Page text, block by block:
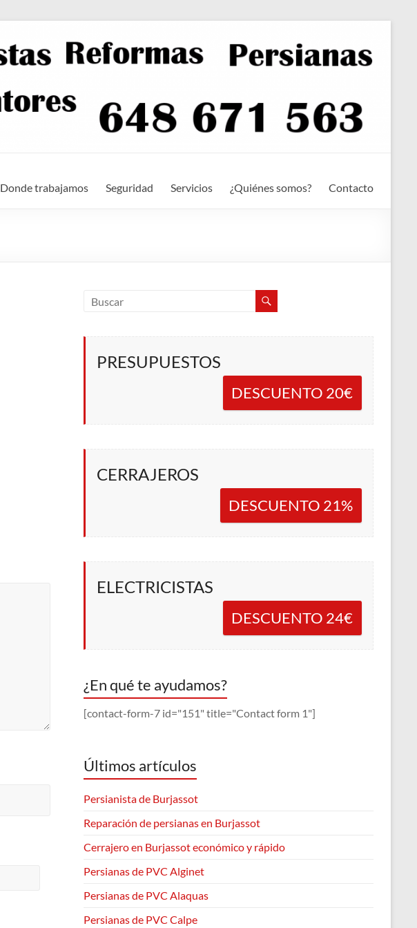
Donde trabajamos Seguridad Servicios ¿Quiénes somos? Contacto
PRESUPUESTOS
DESCUENTO 20€
CERRAJEROS
DESCUENTO 21%
ELECTRICISTAS
DESCUENTO 24€
¿En qué te ayudamos?
[contact-form-7 id="151" title="Contact form 1"]
Últimos artículos
Persianista de Burjassot
Reparación de persianas en Burjassot
Cerrajero en Burjassot económico y rápido
Persianas de PVC Alginet
Persianas de PVC Alaquas
Persianas de PVC Calpe